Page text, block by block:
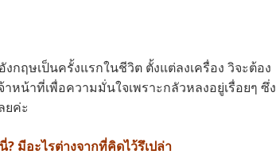
ฤษเป็นครั้งแรกในชีวิต ตั้งแต่ลงเครื่อง วิจะต้อง
หน้าที่เพื่อความมั่นใจเพราะกลัวหลงอยู่เรื่อยๆ ซึ่ง
ยค่ะ
มีอะไรต่างจากที่คิดไว้รึเปล่า